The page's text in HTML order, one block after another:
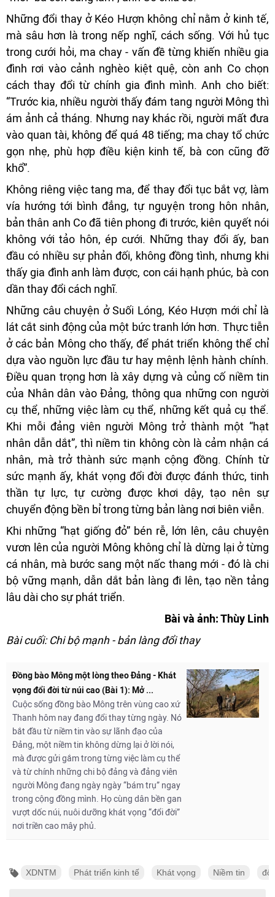
Những đổi thay ở Kéo Hượn không chỉ nằm ở kinh tế,
mà sâu hơn là trong nếp nghĩ, cách sống. Với hủ tục
trong cưới hỏi, ma chay - vấn đề từng khiến nhiều gia
đình rơi vào cảnh nghèo kiệt quệ, còn anh Co chọn
cách thay đổi từ chính gia đình mình. Anh cho biết:
“Trước kia, nhiều người thấy đám tang người Mông thì
ám ảnh cả tháng. Nhưng nay khác rồi, người mất đưa
vào quan tài, không để quá 48 tiếng; ma chay tổ chức
gọn nhẹ, phù hợp điều kiện kinh tế, bà con cũng đỡ
khổ”.
Không riêng việc tang ma, để thay đổi tục bắt vợ, làm
vía hướng tới bình đẳng, tự nguyện trong hôn nhân,
bản thân anh Co đã tiên phong đi trước, kiên quyết nói
không với tảo hôn, ép cưới. Những thay đổi ấy, ban
đầu có nhiều sự phản đối, không đồng tình, nhưng khi
thấy gia đình anh làm được, con cái hạnh phúc, bà con
dần thay đổi cách nghĩ.
Những câu chuyện ở Suối Lóng, Kéo Hượn mới chỉ là
lát cắt sinh động của một bức tranh lớn hơn. Thực tiễn
ở các bản Mông cho thấy, để phát triển không thể chỉ
dựa vào nguồn lực đầu tư hay mệnh lệnh hành chính.
Điều quan trọng hơn là xây dựng và củng cố niềm tin
của Nhân dân vào Đảng, thông qua những con người
cụ thể, những việc làm cụ thể, những kết quả cụ thể.
Khi mỗi đảng viên người Mông trở thành một “hạt
nhân dẫn dắt”, thì niềm tin không còn là cảm nhận cá
nhân, mà trở thành sức mạnh cộng đồng. Chính từ
sức mạnh ấy, khát vọng đổi đời được đánh thức, tinh
thần tự lực, tự cường được khơi dậy, tạo nên sự
chuyển động bền bỉ trong từng bản làng nơi biên viễn.
Khi những “hạt giống đỏ” bén rễ, lớn lên, câu chuyện
vươn lên của người Mông không chỉ là dừng lại ở từng
cá nhân, mà bước sang một nấc thang mới - đó là chi
bộ vững mạnh, dẫn dắt bản làng đi lên, tạo nền tảng
lâu dài cho sự phát triển.
Bài và ảnh: Thùy Linh
Bài cuối: Chi bộ mạnh - bản làng đổi thay
Đồng bào Mông một lòng theo Đảng - Khát
vọng đổi đời từ núi cao (Bài 1): Mở ...
Cuộc sống đồng bào Mông trên vùng cao xứ
Thanh hôm nay đang đổi thay từng ngày. Nó
bắt đầu từ niềm tin vào sự lãnh đạo của
Đảng, một niềm tin không dừng lại ở lời nói,
mà được gửi gắm trong từng việc làm cụ thể
và từ chính những chi bộ đảng và đảng viên
người Mông đang ngày ngày “bám trụ” ngay
trong cộng đồng mình. Họ cùng dân bền gan
vượt dốc núi, nuôi dưỡng khát vọng “đổi đời”
nơi triền cao mây phủ.
XDNTM Phát triển kinh tế Khát vọng Niềm tin